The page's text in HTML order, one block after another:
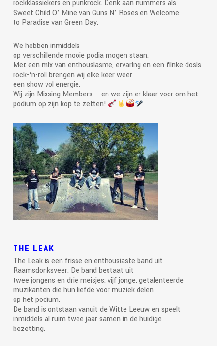
rockklassiekers en punkrock. Denk aan nummers als
Sweet Child O’ Mine van Guns N’ Roses en Welcome
to Paradise van Green Day.
We hebben inmiddels
op verschillende mooie podia mogen staan.
Met een mix van enthousiasme, ervaring en een flinke dosis
rock-‘n-roll brengen wij elke keer weer
een show vol energie.
Wij zijn Missing Members – en we zijn er klaar voor om het
podium op zijn kop te zetten!
THE LEAK
The Leak is een frisse en enthousiaste band uit
Raamsdonksveer. De band bestaat uit
twee jongens en drie meisjes: vijf jonge, getalenteerde
muzikanten die hun liefde voor muziek delen
op het podium.
De band is ontstaan vanuit de Witte Leeuw en speelt
inmiddels al ruim twee jaar samen in de huidige
bezetting.